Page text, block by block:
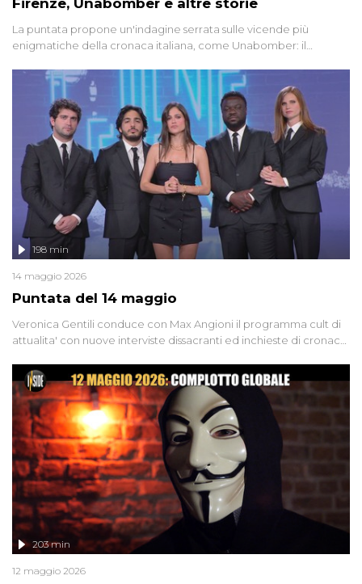
La puntata propone un'indagine serrata sulle vicende più
enigmatiche della cronaca italiana, come Unabomber: il
'90 e il 2000 che, inquietantemente, potrebbe essere ancora in
libertà. Lo speciale affronta inoltre le zone d'ombra sul Mostro di
Firenze, le cui responsabilità appaiono ancora oggi avvolte in un
groviglio di dubbi mai chiariti. Nel corso dello speciale anche
l'intervista inedita a Olindo Romano, realizzata ne...
Puntata del 14 maggio
198 min
14 maggio 2026
Veronica Gentili conduce con Max Angioni il programma cult di
attualita' con nuove interviste dissacranti ed inchieste di cronaca
203 min
12 maggio 2026